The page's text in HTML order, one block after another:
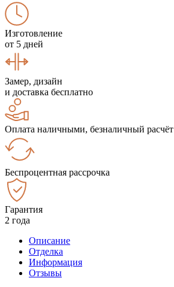
Изготовление
от 5 дней
Замер, дизайн
и доставка бесплатно
Оплата наличными, безналичный расчёт
Беспроцентная рассрочка
Гарантия
2 года
Описание
Отделка
Информация
Отзывы